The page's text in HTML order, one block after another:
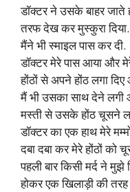
डॉक्टर ने उसके बाहर जाते
तरफ देख कर मुस्कुरा दिया.
मैंने भी स्माइल पास कर दी.
डॉक्टर मेरे पास आया और
होंठों से अपने होंठ लगा
मैं भी उसका साथ देने
मस्ती से उसके होंठ चूसने
डॉक्टर का एक हाथ मेरे
दबा दबा कर मेरे होंठों को
पहली बार किसी मर्द ने
होकर एक खिलाड़ी की